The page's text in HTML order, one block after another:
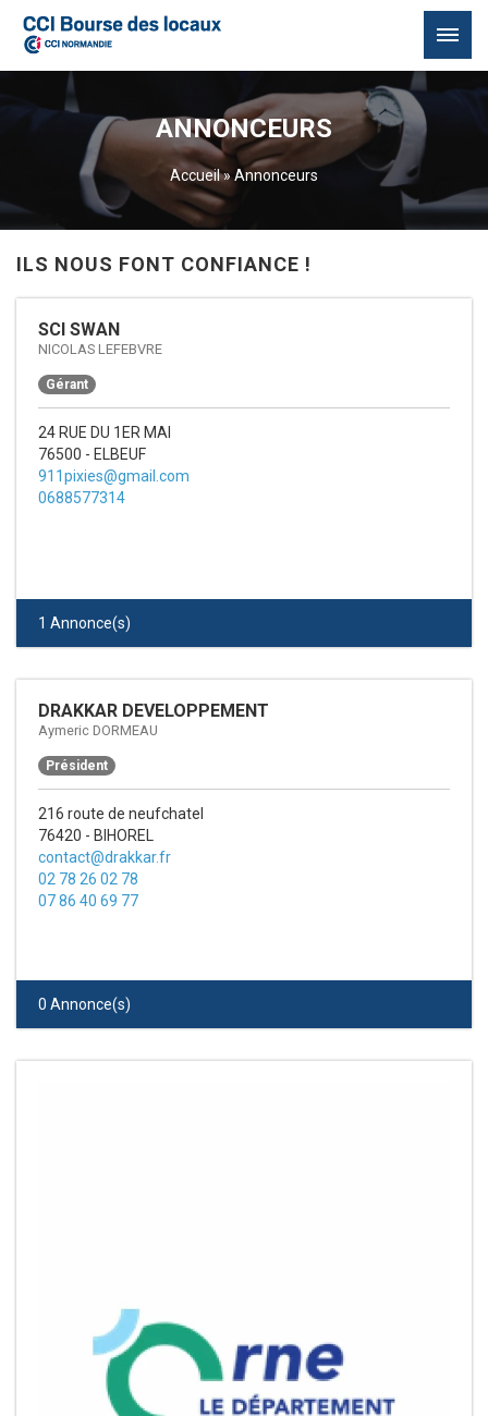
ANNONCEURS
Accueil»Annonceurs
ILS NOUS FONT CONFIANCE !
SCI SWAN
NICOLAS LEFEBVRE
Gérant
24 RUE DU 1ER MAI
76500 - ELBEUF
911pixies@gmail.com
0688577314
1 Annonce(s)
DRAKKAR DEVELOPPEMENT
Aymeric DORMEAU
Président
216 route de neufchatel
76420 - BIHOREL
contact@drakkar.fr
02 78 26 02 78
07 86 40 69 77
0 Annonce(s)